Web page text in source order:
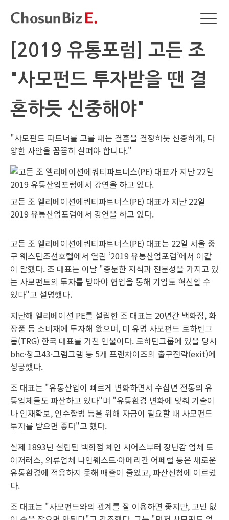
[2019 유통포럼] 고든 조
"사모펀드 투자받을 땐 결
혼하듯 신중해야"
"사모펀드 파트너를 고를 때는 결혼을 결정하듯 신중하게, 다
양한 사안을 꼼꼼히 살펴야 합니다."
고든 조 엘리베이션에쿼티파트너스(PE) 대표가 지난 22일
2019 유통산업포럼에서 강연을 하고 있다.
고든 조 엘리베이션에쿼티파트너스(PE) 대표는 22일 서울 중
구 웨스틴조선호텔에서 열린 ‘2019 유통산업포럼’에서 이같
이 말했다. 조 대표는 이날 "충분한 지식과 전문성을 가지고 있
는 사모펀드의 투자를 받아야 협업을 통해 기업도 혁신할 수
있다"고 설명했다.
지난해 엘리베이션 PE를 설립한 조 대표는 20년간 백화점, 화
장품 등 소비재에 투자해 왔으며, 미 유명 사모펀드 로하틴그
룹(TRG) 한국 대표를 거친 인물이다. 로하틴그룹에 있을 당시
bhc·창고43·그램그램 등 5개 프랜차이즈의 출구전략(exit)에
성공했다.
조 대표는 "유통산업이 빠르게 변화하면서 수십년 전통의 유
통업체들도 파산하고 있다"며 "유통환경 변화에 맞춰 기술이
나 인재확보, 인수합병 등을 위해 자금이 필요할 때 사모펀드
투자를 받으면 좋다"고 했다.
실제 1893년 설립된 백화점 체인 시어스부터 장난감 업체 토
이저러스, 의류업체 나인웨스트·아메리칸 어페럴 등은 새로운
유통환경에 적응하지 못해 매출이 줄었고, 파산신청에 이르렀
다.
조 대표는 "사모펀드와의 관계를 잘 이용하면 좋지만, 고민 없